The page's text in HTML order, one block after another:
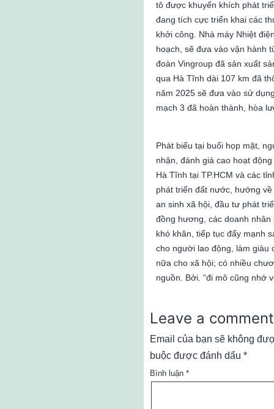
tô được khuyến khích phát
đang tích cực triển khai các
khởi công. Nhà máy Nhiệt
hoạch, sẽ đưa vào vận hành
đoàn Vingroup đã sản xuất
qua Hà Tĩnh dài 107 km đã
năm 2025 sẽ đưa vào sử
mạch 3 đã hoàn thành, hòa
Phát biểu tại buổi họp mặt,
nhận, đánh giá cao hoạt
Hà Tĩnh tại TP.HCM và các
phát triển đất nước, hướng
an sinh xã hội, đầu tư phát
đồng hương, các doanh
khó khăn, tiếp tục đẩy mạnh
cho người lao động, làm giàu
nữa cho xã hội; có nhiều
nguồn. Bởi. “đi mô cũng nhớ
Leave a comment
Email của bạn sẽ không
buộc được đánh dấu *
Bình luận *